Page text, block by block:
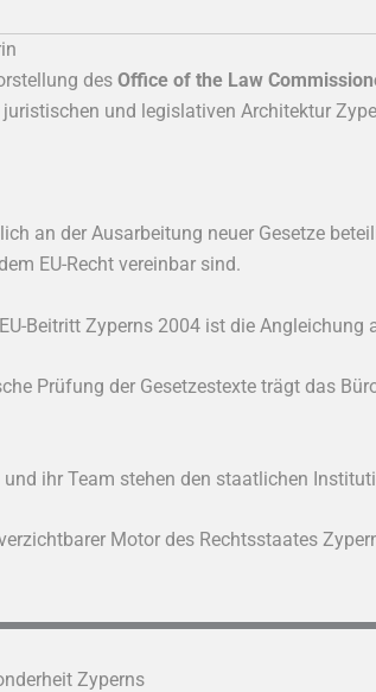
des Office of the Law
und legislativen Architektur
an der Ausarbeitung neuer Gesetze
EU-Recht vereinbar sind.
Beitritt Zyperns 2004 ist die Angleichung
Prüfung der Gesetzestexte trägt das
ihr Team stehen den staatlichen
Motor des Rechtsstaates
Zyperns